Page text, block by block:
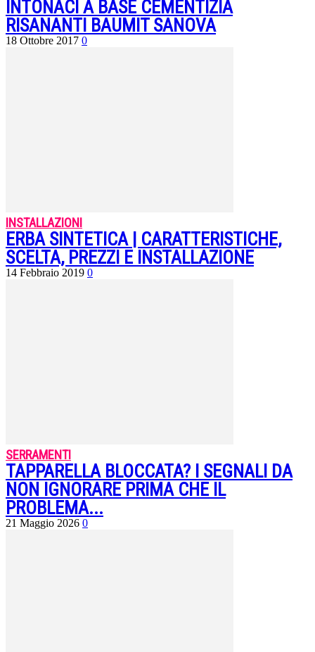
INTONACI A BASE CEMENTIZIA
RISANANTI BAUMIT SANOVA
18 Ottobre 2017 0
INSTALLAZIONI
ERBA SINTETICA | CARATTERISTICHE,
SCELTA, PREZZI E INSTALLAZIONE
14 Febbraio 2019 0
SERRAMENTI
TAPPARELLA BLOCCATA? I SEGNALI DA
NON IGNORARE PRIMA CHE IL
PROBLEMA...
21 Maggio 2026 0